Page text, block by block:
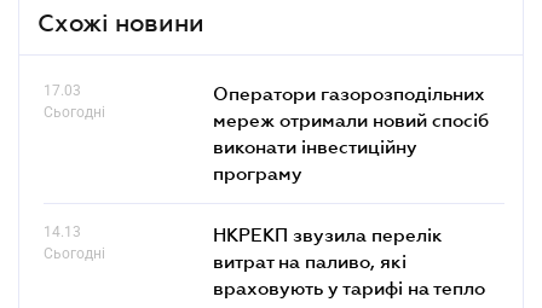
Схожі новини
17.03
Сьогодні
Оператори газорозподільних
мереж отримали новий спосіб
виконати інвестиційну
програму
14.13
Сьогодні
НКРЕКП звузила перелік
витрат на паливо, які
враховують у тарифі на тепло